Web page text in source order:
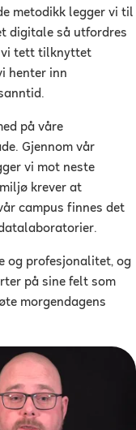
metodikk legger vi til
digitale så utfordres
vi tett tilknyttet
henter inn
på våre
Gjennom vår
vi mot neste
krever at
campus finnes det
og profesjonalitet, og
på sine felt som
morgendagens